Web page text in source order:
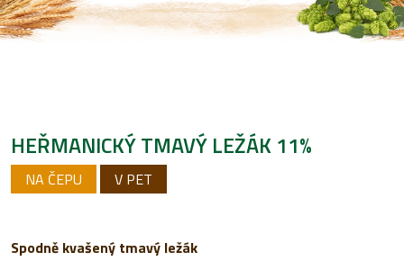
HEŘMANICKÝ TMAVÝ LEŽÁK 11%
NA ČEPU V PET
Spodně kvašený tmavý ležák